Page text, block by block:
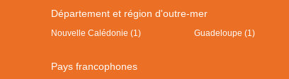
Département et région d'outre-mer
Nouvelle Calédonie (1) Guadeloupe (1)
Pays francophones